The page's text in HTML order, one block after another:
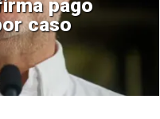
pago
caso